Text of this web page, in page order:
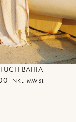
BAHIA
INKL. MWST.